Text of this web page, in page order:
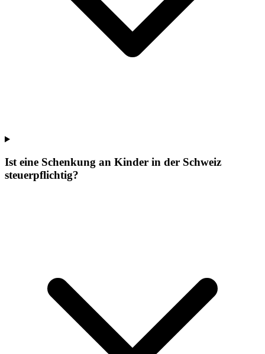
Ist eine Schenkung an Kinder in der Schweiz
steuerpflichtig?